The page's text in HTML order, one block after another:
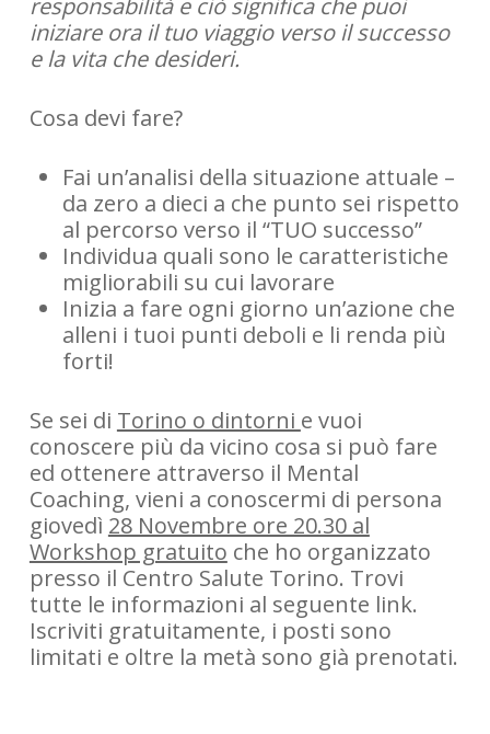
responsabilità e ciò significa che puoi
iniziare ora il tuo viaggio verso il successo
e la vita che desideri.
Cosa devi fare?
Fai un’analisi della situazione attuale –
da zero a dieci a che punto sei rispetto
al percorso verso il “TUO successo”
Individua quali sono le caratteristiche
migliorabili su cui lavorare
Inizia a fare ogni giorno un’azione che
alleni i tuoi punti deboli e li renda più
forti!
Se sei di Torino o dintorni e vuoi
conoscere più da vicino cosa si può fare
ed ottenere attraverso il Mental
Coaching, vieni a conoscermi di persona
giovedì 28 Novembre ore 20.30 al
Workshop gratuito che ho organizzato
presso il Centro Salute Torino. Trovi
tutte le informazioni al seguente link.
Iscriviti gratuitamente, i posti sono
limitati e oltre la metà sono già prenotati.